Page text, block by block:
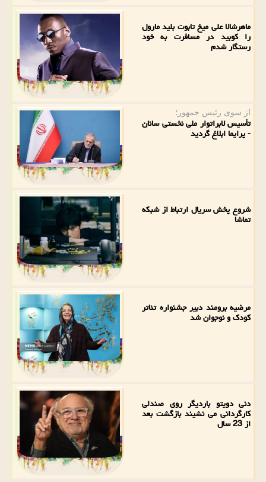
ماهرشالا علی میخ تابوت بلید مارول
را کوبید در مسافرت به خود
رستگار شدم
از سوی رئیس جمهور؛
تأسیس لابراتوار ملی نخستی سانان
- پرایما ابلاغ گردید
شروع پخش سریال ارتباط از شبکه
تماشا
مرضیه برومند دبیر جشنواره تئاتر
کودک و نوجوان شد
دنی دویتو باردیگر روی صندلی
کارگردانی می نشیند بازگشت بعد
از 23 سال